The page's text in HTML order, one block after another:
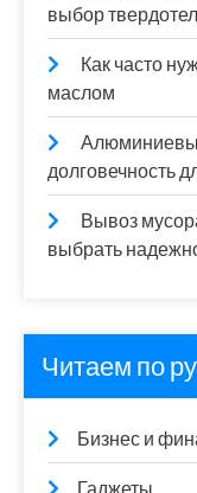
выбор
Как часто
маслом
долговечность
Вывоз
выбрать
Читаем по
Бизнес и